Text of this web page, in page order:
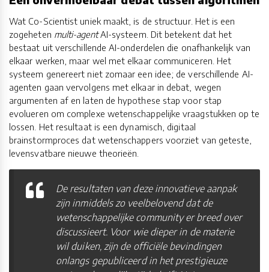
Wat Co-Scientist uniek maakt, is de structuur. Het is een
zogeheten multi-agentAI-systeem. Dit betekent dat het
bestaat uit verschillende AI-onderdelen die onafhankelijk van
elkaar werken, maar wel met elkaar communiceren. Het
systeem genereert niet zomaar een idee; de verschillende AI-
agenten gaan vervolgens met elkaar in debat, wegen
argumenten af en laten de hypothese stap voor stap
evolueren om complexe wetenschappelijke vraagstukken op te
lossen. Het resultaat is een dynamisch, digitaal
brainstormproces dat wetenschappers voorziet van geteste,
levensvatbare nieuwe theorieën.
De resultaten van deze innovatieve aanpak
zijn inmiddels zo veelbelovend dat de
wetenschappelijke community er breed over
discussieert. Voor wie dieper in de materie
wil duiken, zijn de officiële bevindingen
onlangs gepubliceerd in het prestigieuze